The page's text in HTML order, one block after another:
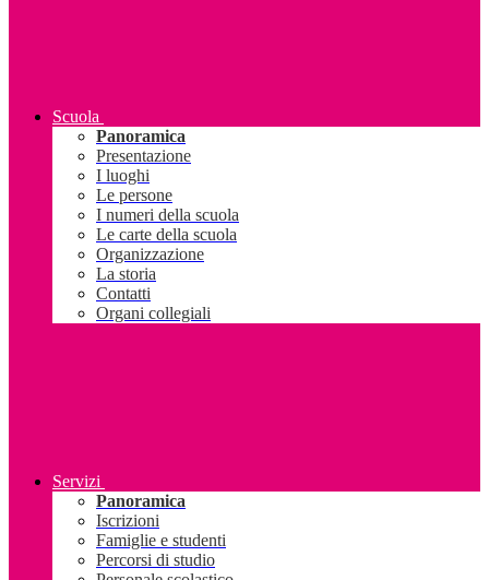
Scuola
Panoramica
Presentazione
I luoghi
Le persone
I numeri della scuola
Le carte della scuola
Organizzazione
La storia
Contatti
Organi collegiali
Servizi
Panoramica
Iscrizioni
Famiglie e studenti
Percorsi di studio